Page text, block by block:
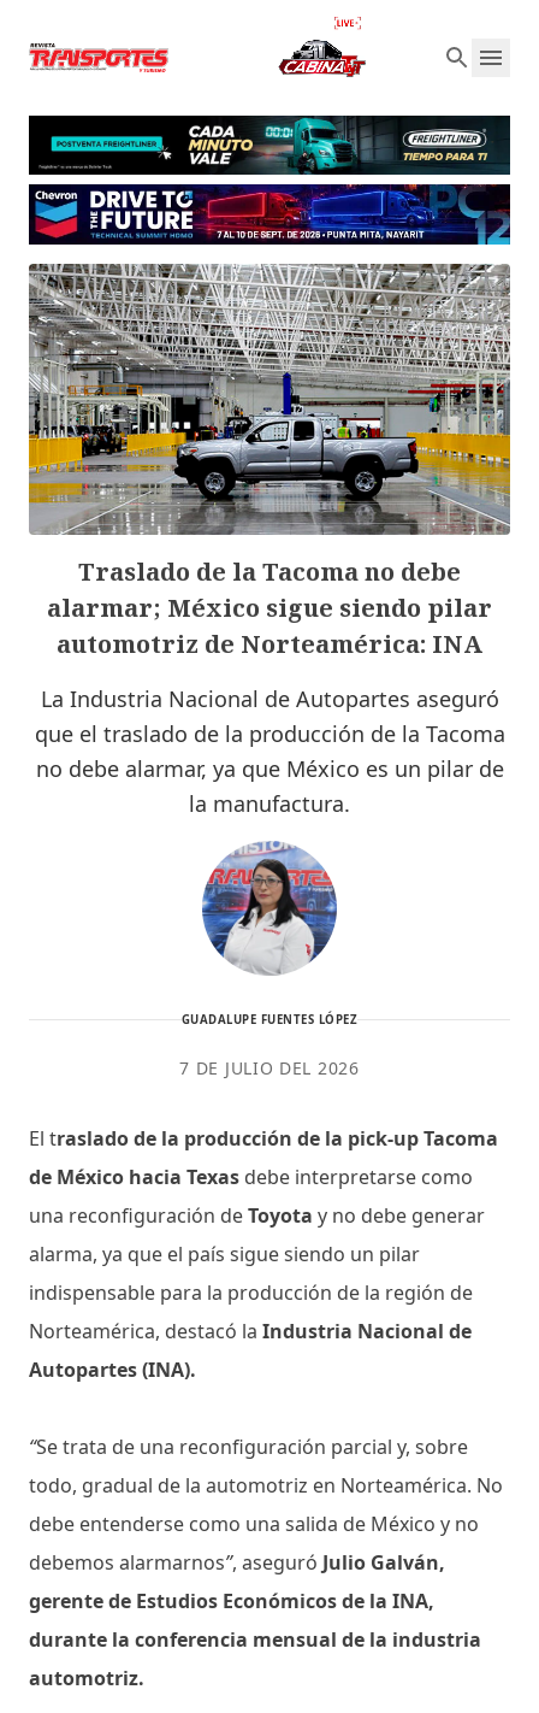
Traslado de la Tacoma no debe
alarmar; México sigue siendo pilar
automotriz de Norteamérica: INA
La Industria Nacional de Autopartes aseguró
que el traslado de la producción de la Tacoma
no debe alarmar, ya que México es un pilar de
la manufactura.
GUADALUPE FUENTES LÓPEZ
7 DE JULIO DEL 2026
El traslado de la producción de la pick-up Tacoma
de México hacia Texas debe interpretarse como
una reconfiguración deToyota y no debe generar
alarma, ya que el país sigue siendo un pilar
indispensable para la producción de la región de
Norteamérica, destacó la Industria Nacional de
Autopartes (INA).
“Se trata de una reconfiguración parcial y, sobre
todo, gradual de la automotriz en Norteamérica. No
debe entenderse como una salida de México y no
debemos alarmarnos”, aseguró Julio Galván,
gerente de Estudios Económicos de la INA,
durante la conferencia mensual de la industria
automotriz.